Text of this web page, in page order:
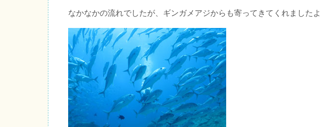
なかなかの流れでしたが、ギンガメアジからも寄ってきてくれましたよ